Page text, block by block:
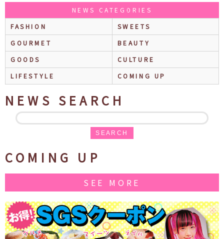
NEWS CATEGORIES
FASHION
SWEETS
GOURMET
BEAUTY
GOODS
CULTURE
LIFESTYLE
COMING UP
NEWS SEARCH
SEARCH
COMING UP
SEE MORE